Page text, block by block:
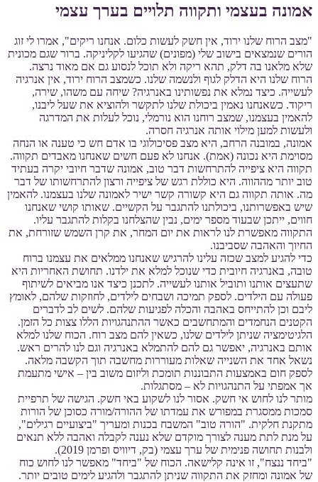
אמונה בעצמי ותקווה תלויים בערך עצמי
"מצב הרוח שלנו ירוד, אין חשק לעשות כלום. אנחנו ריקים", אמרו לי זוג
הורים שנמצאים בישוב שלי (מפונים) שהגיעו לקליניקה. ברור שגם מכונית
שלא מלאנו בה דלק, תהא ריקה ולא תוכל לנסוע גם אם מאוד נרצה.
הרוח שלנו היא הדלק לגוף ולנשמה שלנו. כשמצב הרוח ירוד, אין אנרגיה
לעשייה. כיצד נמלא את נפשותינו באנרגיה? שיחה עם משהו, שירה,
ריקוד. כשאנחנו נאמין ביכולת שלנו לתקשר ולהוציא את שעל ליבנו,
להאמין בעצמנו, שמצב רוחנו הוא נורמלי, נוכל לעלות את המדרגה
ולעשות למען מילוי אותה אנרגיה חסרה.
אמונה, במובנה הרחב, היא מצב פסיכולוגי בו אדם חש כי טענה או הנחה
מסוימת היא נכונה (אמת). אנחנו לא פעם חשים שאנחנו מאבדים תקווה.
תקווה היא ציפייה להתרחשות דבר טוב, אמונה שדבר חיובי יקרה בעתיד
טוב יותר מההווה. היא כוללת רגש של ציפייה ורצון להתרחשותו של דבר
מה. אותה תקווה גם היא קשורה קשר ישיר לאמונה שלנו בעצמנו. להאמין
שיש באפשרותנו, ביכולתנו להתגבר על הקשיים. שאותו קושי שאנחנו
חווים, ייתכן שבעוד מספר ימים, נבין שהצלחנו בקלות להתגבר עליו.
התקווה מאפשרת לנו לראות את יום המחר, את קרן השמש שזורחת, את
החיוך והאהבה שסביבנו.
כדי להגיע למצב שכזה עלינו להרגיש שאנחנו ממלאים את עצמנו ברוח
טובה, באנרגיה חיובית כדי שנוכל למלא את ילדנו. תחושת האחריות היא
שתעצים אותנו ותוביל אותנו לעשייה. לתכנן כיצד אנו מביאים לשיתוף
פעולה עם הילדים. לספק תמיכה ושבחים לילדים, לחוזקות שלהם, לאומץ
ליבם וכן להתייחס באהבה והכלה לפגיעות שלהם. לשים לב לדברים
הקטנים הנחמדים והמתחשבים כאשר ההתנהגויות הללו צצות כל הזמן.
הלגיטימציה שניתן לילדים שלנו, כשאין להם מצב רוח. הכוח שלנו למלא
אותם באנרגיה, יאפשר גם להם להתמלא באנרגיה וגם לנו להרים ראש.
נשאל אחד את השנייה שאלות מעוררות מחשבה תוך הקשבה מלאה.
לספק חום באמצעות התבוננות תומכת וליזום משוב בין – אישי מתעמת
אך אמפתי על התנהגויות לא – מסתגלות.
מותר לנו לחוש אי חשק. אסור לנו לשקוע באי חשק. הגישה של תרפיית
סמכות ממסגרת במפורש את עמדתו של ההורה/מורה כסוכן של הורות
מתקנת חלקית. "הורה טוב" המשבח בכנות ומעריך "ביצועיים רגילים",
על מנת לתת מענה לצורך מוקדם שלא נענה לקבלה ואהבה ללא תנאים
ולבנות תחושה פנימית של ערך עצמי (בק, דיוויס ופרמן 2019).
"ביחד ננצח", זו אינה קלישאה. הכוח של "ביחד" מאפשר לנו לחוש כוח
של אמונה ומחזק את התקווה שניתן להתגבר ולהגיע לימים טובים יותר.